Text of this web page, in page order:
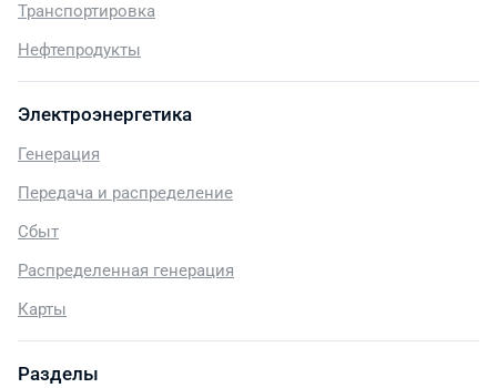
Транспортировка
Нефтепродукты
Электроэнергетика
Генерация
Передача и распределение
Сбыт
Распределенная генерация
Карты
Разделы